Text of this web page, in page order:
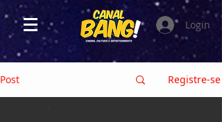
Login
Post Registre-se